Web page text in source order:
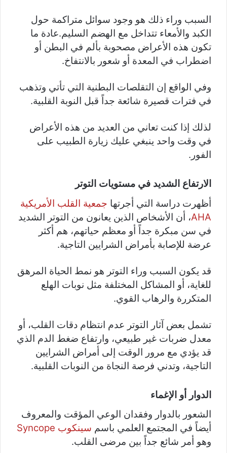
السبب وراء ذلك هو وجود سوائل متراكمة حول
الكبد والأمعاء تتداخل مع الهضم السليم.عادة ما
تكون هذه الأعراض مصحوبة بألم في البطن أو
اضطراب في المعدة أو شعور بالانتفاخ.
وفي الواقع إن التقلصات البطنية التي تأتي وتذهب
في فترات قصيرة شائعة جداً قبل النوبة القلبية.
لذلك إذا كنت تعاني من العديد من هذه الأعراض
في وقت واحد ينبغي عليك زيارة الطبيب على
الفور.
الارتفاع الشديد في مستويات التوتر
أظهرت دراسة التي أجرتها جمعية القلب الأمريكية
AHA، أن الأشخاص الذين يعانون من التوتر الشديد
في سن مبكرة جداً أو معظم حياتهم، هم أكثر
عرضة للإصابة بأمراض الشرايين التاجية.
قد يكون السبب وراء التوتر هو نمط الحياة المرهق
للغاية، أو المشاكل المختلفة مثل نوبات الهلع
المتكررة والرهاب القوي.
تشمل بعض آثار التوتر عدم انتظام دقات القلب، أو
معدل ضربات غير طبيعي، وارتفاع ضغط الدم الذي
قد يؤدي مع مرور الوقت إلى أمراض الشرايين
التاجية، وتدني فرصة النجاة من النوبات القلبية.
الدوار أو الإغماء
الشعور بالدوار وفقدان الوعي المؤقت والمعروف
أيضاً في المجتمع العلمي باسم سينكوب Syncope
وهو أمر شائع جداً بين مرضى القلب.